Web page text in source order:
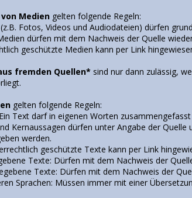
Medien gelten folgende Regeln:
Fotos, Videos und Audiodateien) dürfen
dürfen mit dem Nachweis der Quelle
geschützte Medien kann per Link
fremden Quellen* sind nur dann zulässig,
gelten folgende Regeln:
Text darf in eigenen Worten
Kernaussagen dürfen unter Angabe der
werden.
geschützte Texte kann per Link
Texte: Dürfen mit dem Nachweis der
Texte: Dürfen mit dem Nachweis der
Sprachen: Müssen immer mit einer